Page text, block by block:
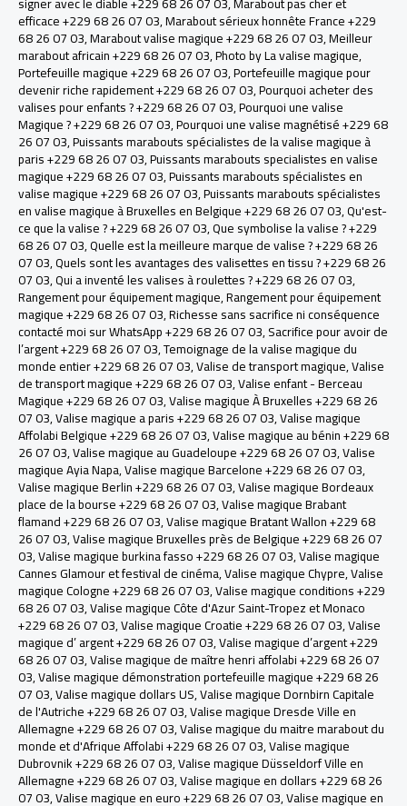
efficace +229 68 26 07 03,Marabout sérieux honnête France +229
68 26 07 03,Marabout valise magique +229 68 26 07 03,Meilleur
marabout africain +229 68 26 07 03,Photo by La valise magique,
Portefeuille magique +229 68 26 07 03,Portefeuille magique pour
devenir riche rapidement +229 68 26 07 03,Pourquoi acheter des
valises pour enfants ? +229 68 26 07 03,Pourquoi une valise
Magique ? +229 68 26 07 03,Pourquoi une valise magnétisé +229 68
26 07 03,Puissants marabouts spécialistes de la valise magique à
paris +229 68 26 07 03,Puissants marabouts specialistes en valise
magique +229 68 26 07 03,Puissants marabouts spécialistes en
valise magique +229 68 26 07 03,Puissants marabouts spécialistes
en valise magique à Bruxelles en Belgique +229 68 26 07 03,Qu'est-
ce que la valise ? +229 68 26 07 03,Que symbolise la valise ? +229
68 26 07 03,Quelle est la meilleure marque de valise ? +229 68 26
07 03,Quels sont les avantages des valisettes en tissu ? +229 68 26
07 03,Qui a inventé les valises à roulettes ? +229 68 26 07 03,
Rangement pour équipement magique,Rangement pour équipement
magique +229 68 26 07 03,Richesse sans sacrifice ni conséquence
contacté moi sur WhatsApp +229 68 26 07 03,Sacrifice pour avoir de
l’argent +229 68 26 07 03,Temoignage de la valise magique du
monde entier +229 68 26 07 03,Valise de transport magique,Valise
de transport magique +229 68 26 07 03,Valise enfant - Berceau
Magique +229 68 26 07 03,Valise magique À Bruxelles +229 68 26
07 03,Valise magique a paris +229 68 26 07 03,Valise magique
Affolabi Belgique +229 68 26 07 03,Valise magique au bénin +229 68
26 07 03,Valise magique au Guadeloupe +229 68 26 07 03,Valise
magique Ayia Napa,Valise magique Barcelone +229 68 26 07 03,
Valise magique Berlin +229 68 26 07 03,Valise magique Bordeaux
place de la bourse +229 68 26 07 03,Valise magique Brabant
flamand +229 68 26 07 03,Valise magique Bratant Wallon +229 68
26 07 03,Valise magique Bruxelles près de Belgique +229 68 26 07
03,Valise magique burkina fasso +229 68 26 07 03,Valise magique
Cannes Glamour et festival de cinéma,Valise magique Chypre,Valise
magique Cologne +229 68 26 07 03,Valise magique conditions +229
68 26 07 03,Valise magique Côte d'Azur Saint-Tropez et Monaco
+229 68 26 07 03,Valise magique Croatie +229 68 26 07 03,Valise
magique d’ argent +229 68 26 07 03,Valise magique d’argent +229
68 26 07 03,Valise magique de maître henri affolabi +229 68 26 07
03,Valise magique démonstration portefeuille magique +229 68 26
07 03,Valise magique dollars US,Valise magique Dornbirn Capitale
de l'Autriche +229 68 26 07 03,Valise magique Dresde Ville en
Allemagne +229 68 26 07 03,Valise magique du maitre marabout du
monde et d'Afrique Affolabi +229 68 26 07 03,Valise magique
Dubrovnik +229 68 26 07 03,Valise magique Düsseldorf Ville en
Allemagne +229 68 26 07 03,Valise magique en dollars +229 68 26
07 03,Valise magique en euro +229 68 26 07 03,Valise magique en